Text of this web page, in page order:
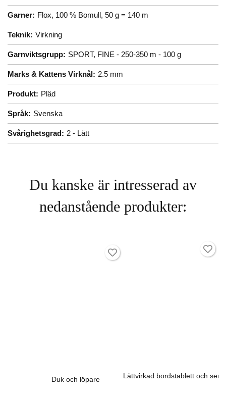
Garner: Flox, 100 % Bomull, 50 g = 140 m
Teknik: Virkning
Garnviktsgrupp: SPORT, FINE - 250-350 m - 100 g
Marks & Kattens Virknål: 2.5 mm
Produkt: Pläd
Språk: Svenska
Svårighetsgrad: 2 - Lätt
Du kanske är intresserad av
nedanstående produkter:
Duk och löpare Lättvirkad bordstablett och